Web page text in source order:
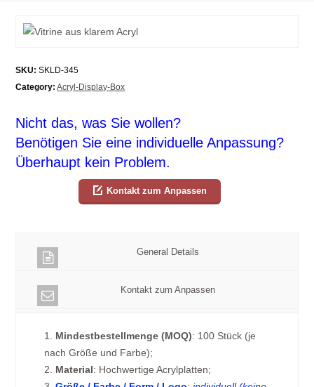
SKU: SKLD-345
Category: Acryl-Display-Box
Nicht das, was Sie wollen?
Benötigen Sie eine individuelle Anpassung?
Überhaupt kein Problem.
Kontakt zum Anpassen
General Details
Kontakt zum Anpassen
1. Mindestbestellmenge (MOQ): 100 Stück (je
nach Größe und Farbe);
2. Material: Hochwertige Acrylplatten;